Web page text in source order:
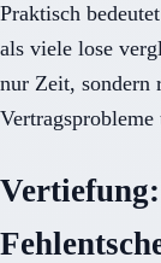
Praktisch
als viele lose
nur Zeit, sondern